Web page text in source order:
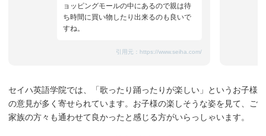
ョッピングモールの中にあるので親は待
ち時間に買い物したり出来るのも良いで
すね。
引用元： https://www.seiha.com/
セイハ英語学院では、「歌ったり踊ったりが楽しい」というお子様
の意見が多く寄せられています。お子様の楽しそうな姿を見て、ご
家族の方々も通わせて良かったと感じる方がいらっしゃいます。